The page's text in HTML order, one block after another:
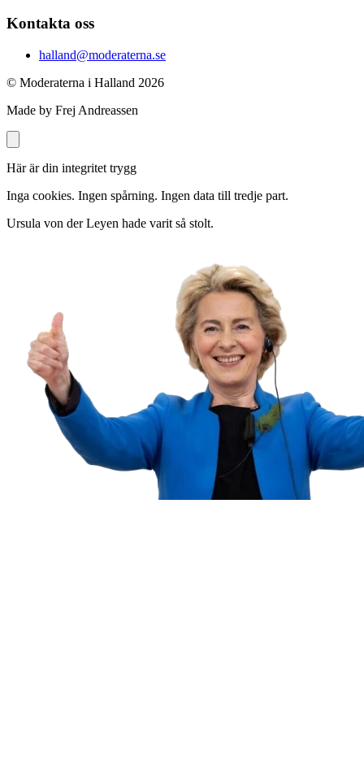
Kontakta oss
halland@moderaterna.se
© Moderaterna i Halland 2026
Made by Frej Andreassen
Här är din integritet trygg
Inga cookies. Ingen spårning. Ingen data till tredje part.
Ursula von der Leyen hade varit så stolt.